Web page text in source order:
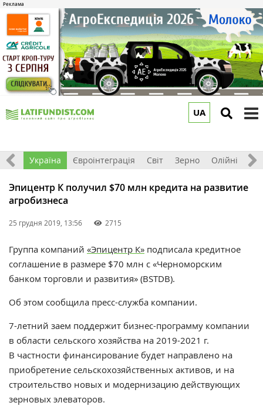
UA
Все Україна Євроінтеграція Світ Зерно Олійні
Эпицентр К получил $70 млн кредита на развитие
агробизнеса
25 грудня 2019, 13:56 2715
Группа компаний «Эпицентр К» подписала кредитное
соглашение в размере $70 млн с «Черноморским
банком торговли и развития» (BSTDB).
Об этом сообщила пресс-служба компании.
7-летний заем поддержит бизнес-программу компании
в области сельского хозяйства на 2019-2021 г.
В частности финансирование будет направлено на
приобретение сельскохозяйственных активов, и на
строительство новых и модернизацию действующих
зерновых элеваторов.